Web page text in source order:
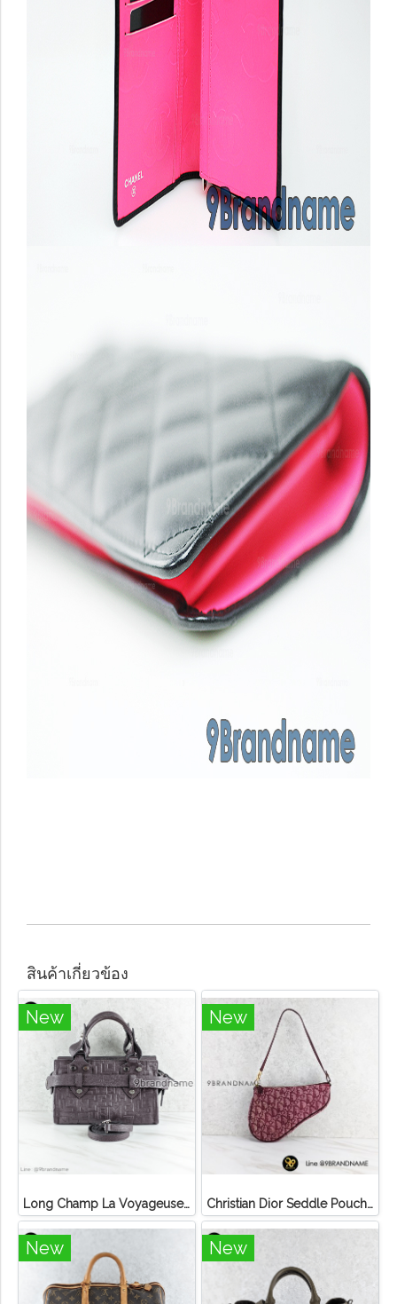
สินค้าเกี่ยวข้อง
New
Long Champ La Voyageuse Bag Leather
New
Christian Dior Seddle Pouch Accessory Hand Bag
New New